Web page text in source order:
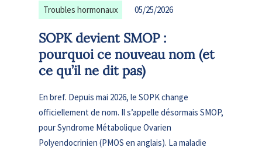
Troubles hormonaux 05/25/2026
SOPK devient SMOP :
pourquoi ce nouveau nom (et
ce qu’il ne dit pas)
En bref. Depuis mai 2026, le SOPK change
officiellement de nom. Il s’appelle désormais SMOP,
pour Syndrome Métabolique Ovarien
Polyendocrinien (PMOS en anglais). La maladie